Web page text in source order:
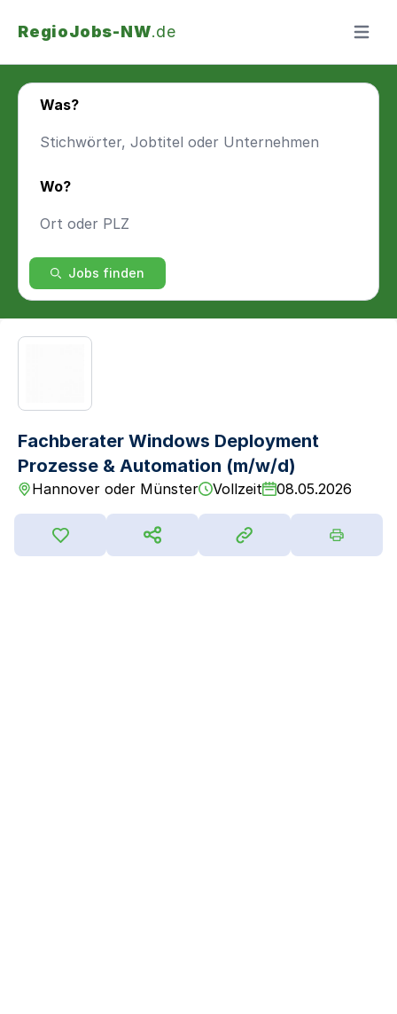
RegioJobs-NW.de Menü
Was?
Wo?
Jobs finden
Fachberater Windows Deployment
Prozesse & Automation (m/w/d)
Hannover oder Münster Vollzeit 08.05.2026